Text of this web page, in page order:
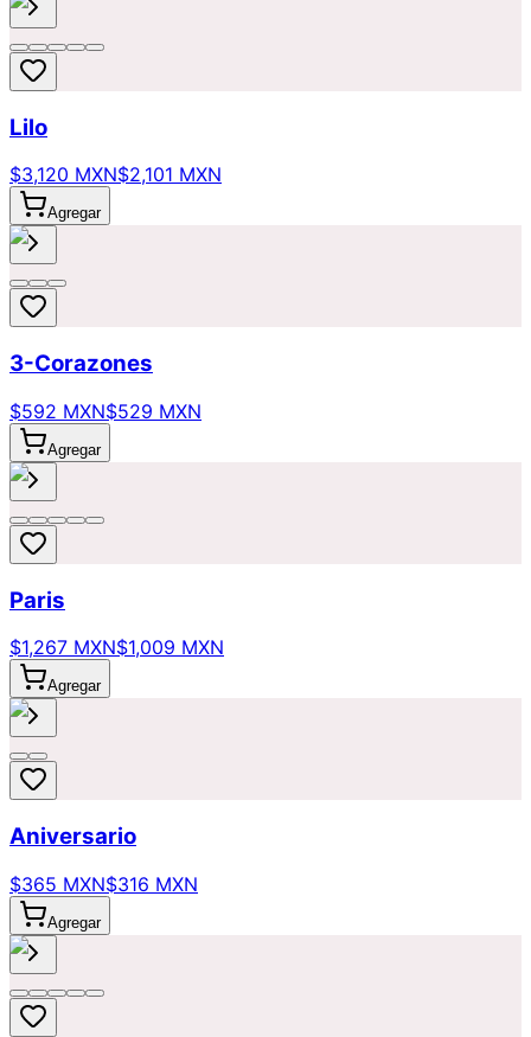
Lilo
$3,120 MXN$2,101 MXN
Agregar
3-Corazones
$592 MXN$529 MXN
Agregar
Paris
$1,267 MXN$1,009 MXN
Agregar
Aniversario
$365 MXN$316 MXN
Agregar